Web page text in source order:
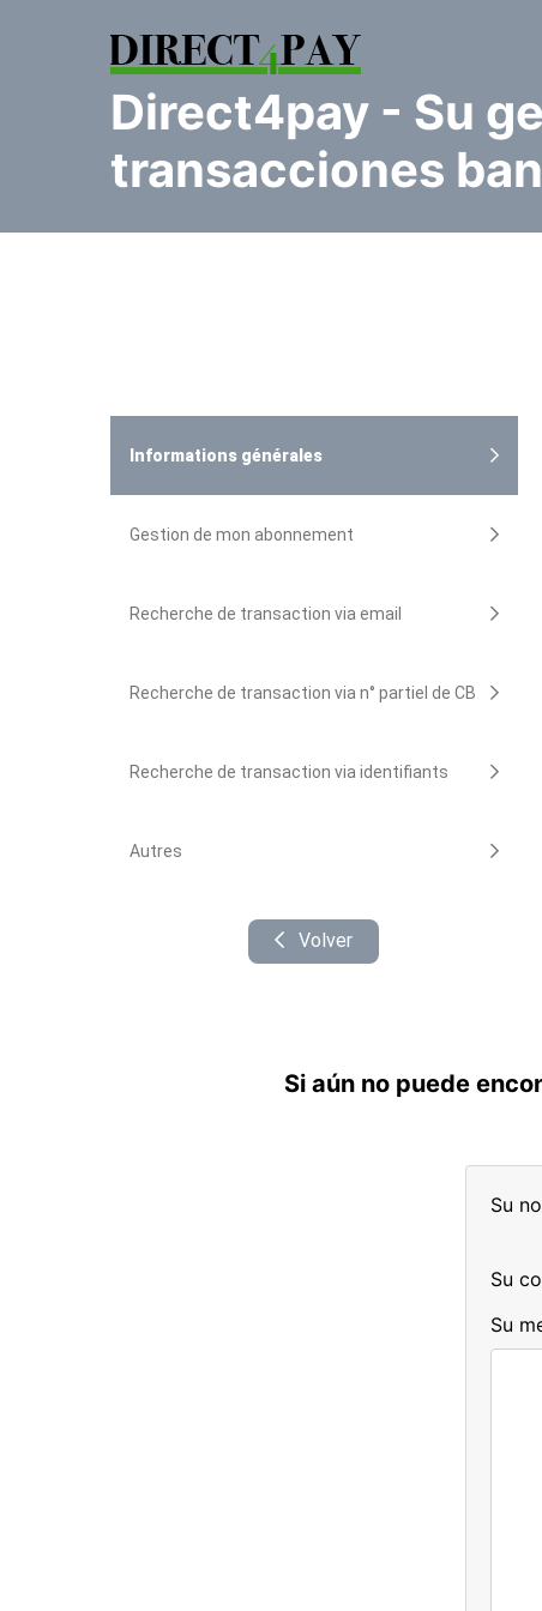
direct4pay- Su
transacciones
Informations générales
Gestion de mon abonnement
Recherche de transaction via email
Recherche de transaction via n° partiel de CB
Recherche de transaction via identifiants
Autres
Volver
Si aún no puede
Su
Su
Su